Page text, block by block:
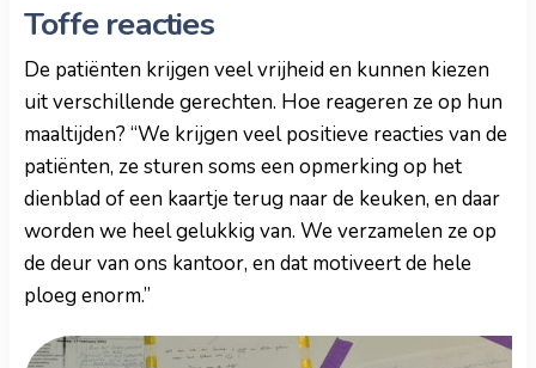
Toffe reacties
De patiënten krijgen veel vrijheid en kunnen kiezen
uit verschillende gerechten. Hoe reageren ze op hun
maaltijden? “We krijgen veel positieve reacties van de
patiënten, ze sturen soms een opmerking op het
dienblad of een kaartje terug naar de keuken, en daar
worden we heel gelukkig van. We verzamelen ze op
de deur van ons kantoor, en dat motiveert de hele
ploeg enorm.”